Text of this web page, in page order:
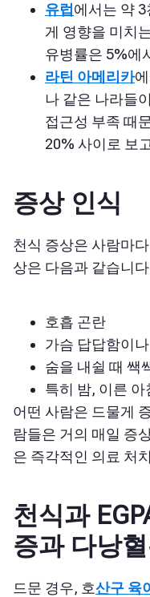
유럽 에서는 약
게 영향을 미치
유병률은 5%에
라틴 아메리카
나 같은 나라들
접근성 부족 때
20% 사이로 보
증상 인식
천식 증상은 사람마
상은 다음과 같습니
호흡 곤란
가슴 답답함이
숨을 내쉴 때 쌕
특히 밤, 이른
어떤 사람은 드물게
람들은 거의 매일 증
은 즉각적인 의료 처
천식과
증과 다낭
드문 경우, 호산구 육